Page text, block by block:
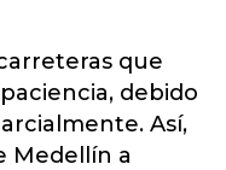
que
debido
Así,
Medellín a